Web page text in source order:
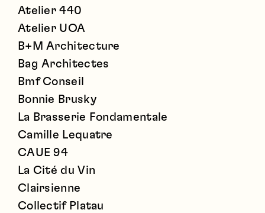
Atelier 440
Atelier UOA
B+M Architecture
Bag Architectes
Bmf Conseil
Bonnie Brusky
La Brasserie Fondamentale
Camille Lequatre
CAUE 94
La Cité du Vin
Clairsienne
Collectif Platau